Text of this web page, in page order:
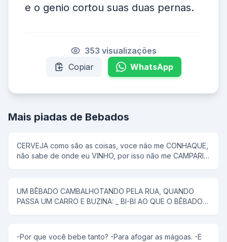
e o genio cortou suas duas pernas.
353 visualizações
Copiar
WhatsApp
Mais piadas de Bebados
CERVEJA como são as coisas, voce nâo me CONHAQUE,
não sabe de onde eu VINHO, por isso não me CAMPARI
UM BÊBADO CAMBALHOTANDO PELA RUA, QUANDO
PASSA UM CARRO E BUZINA: _ BI-BI AO QUE O BÊBADO
-Por que você bebe tanto? -Para afogar as mágoas. -E